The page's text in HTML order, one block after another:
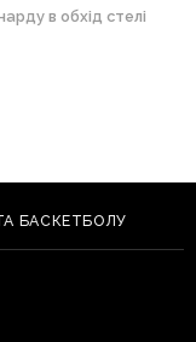
в обхід стелі
БАСКЕТБОЛУ